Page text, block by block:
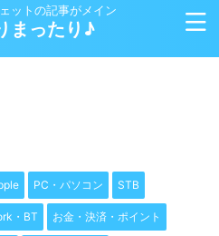
ットの記事がメイン
まったり♪
PC・パソコン STB
・BT お金・決済・ポイント